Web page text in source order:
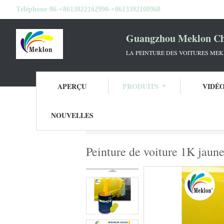
Téléphone:86-+8613822162990-+8613392100968
Guangzhou Meklon
LA PEINTURE DES VOITURES
APERÇU PRODUITS
NOUVELLES
Peinture de voiture 1K